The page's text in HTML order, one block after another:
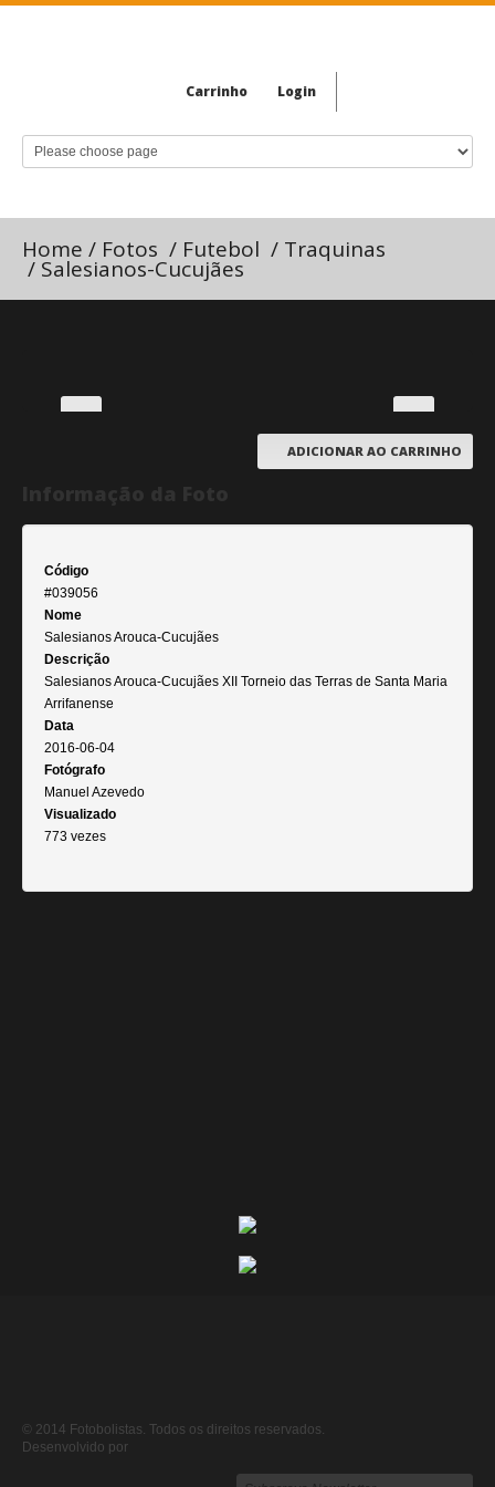
Carrinho Login
Home / Fotos / Futebol / Traquinas
/ Salesianos-Cucujães
ADICIONAR AO CARRINHO
Código
#039056
Nome
Salesianos Arouca-Cucujães
Descrição
Salesianos Arouca-Cucujães XII Torneio das Terras de Santa Maria
Arrifanense
Data
2016-06-04
Fotógrafo
Manuel Azevedo
Visualizado
773 vezes
© 2014 Fotobolistas. Todos os direitos reservados.
Desenvolvido por